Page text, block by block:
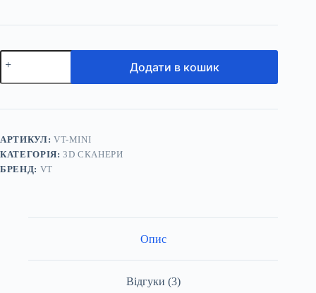
Інженерний
3D
Додати в кошик
АРТИКУЛ: VT-MINI
КАТЕГОРІЯ:3D СКАНЕРИ
БРЕНД: VT
Опис
Відгуки (3)